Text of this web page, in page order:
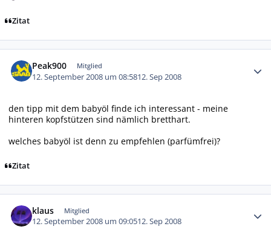
Zitat
Peak900 Mitglied
12. September 2008 um 08:5812. Sep 2008
den tipp mit dem babyöl finde ich interessant - meine
hinteren kopfstützen sind nämlich bretthart.
welches babyöl ist denn zu empfehlen (parfümfrei)?
Zitat
klaus Mitglied
12. September 2008 um 09:0512. Sep 2008